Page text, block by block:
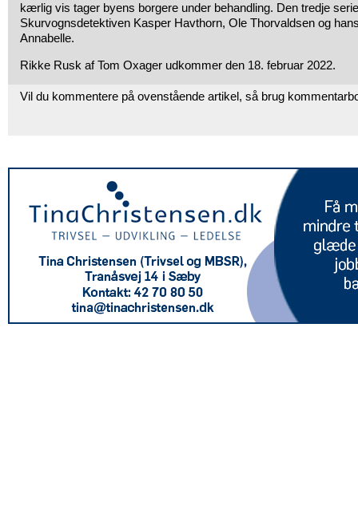
kærlig vis tager byens borgere under behandling. Den tredje
Skurvognsdetektiven Kasper Havthorn, Ole Thorvaldsen og
Annabelle.
Rikke Rusk af Tom Oxager udkommer den 18. februar 2022.
Vil du kommentere på ovenstående artikel, så brug